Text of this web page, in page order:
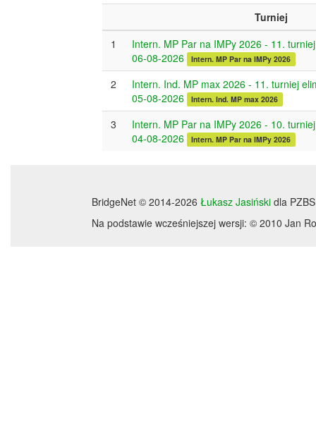
Turniej
1
Intern. MP Par na IMPy 2026 - 11.
06-08-2026
Intern. MP Par na IMPy 2026
2
Intern. Ind. MP max 2026 - 11. turniej
05-08-2026
Intern. Ind. MP max 2026
3
Intern. MP Par na IMPy 2026 - 10.
04-08-2026
Intern. MP Par na IMPy 2026
BridgeNet © 2014-2026 Łukasz Jasiński dla PZBS
Na podstawie wcześniejszej wersji: © 2010 Jan